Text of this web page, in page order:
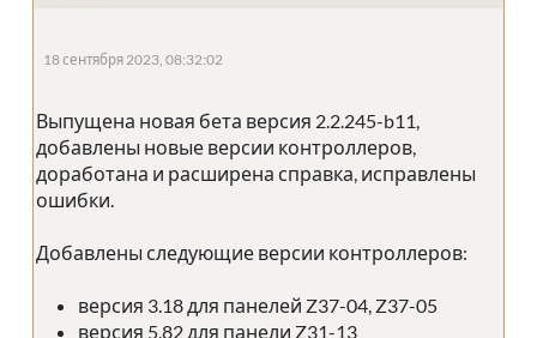
18 сентября 2023, 08:32:02
Выпущена новая бета версия 2.2.245-b11,
добавлены новые версии контроллеров,
доработана и расширена справка, исправлены
ошибки.
Добавлены следующие версии контроллеров:
версия 3.18 для панелей Z37-04, Z37-05
версия 5.82 для панели Z31-13